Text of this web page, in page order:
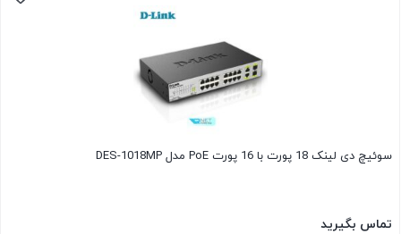
سوئیچ دی لینک 18 پورت با 16 پورت PoE مدل DES-1018MP
تماس بگیرید